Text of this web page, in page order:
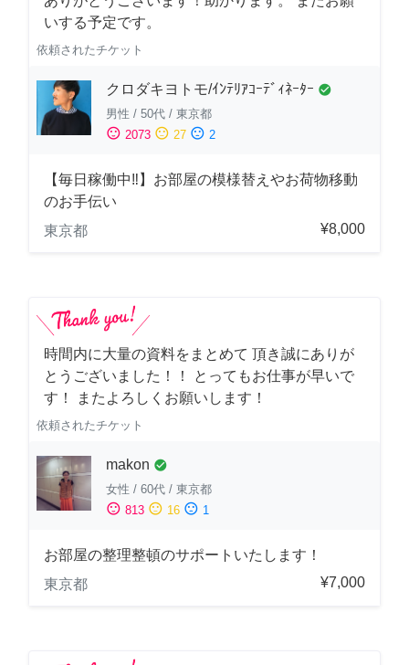
いする予定です。
依頼されたチケット
クロダキヨトモ/ｲﾝﾃﾘｱｺｰﾃﾞｨﾈｰﾀｰ check_circle
男性 / 50代 / 東京都
sentiment_satisfied 2073 sentiment_neutral 27 sentiment_dissatisfied 2
【毎日稼働中‼︎】お部屋の模様替えやお荷物移動
のお手伝い
東京都
¥8,000
時間内に大量の資料をまとめて 頂き誠にありが
とうございました！！ とってもお仕事が早いで
す！ またよろしくお願いします！
依頼されたチケット
makon check_circle
女性 / 60代 / 東京都
sentiment_satisfied 813 sentiment_neutral 16 sentiment_dissatisfied 1
お部屋の整理整頓のサポートいたします！
東京都
¥7,000